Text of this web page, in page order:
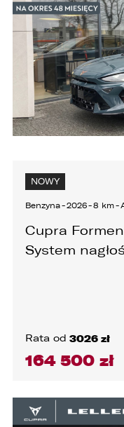
NOWY
Benzyna-2026-8 km-
Cupra
System
Rata od 3026 zł
164 500 zł